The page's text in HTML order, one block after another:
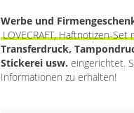
Werbe und
LOVECRAFT, Haftnotizen-
Transferdruck,
Stickerei usw. eingerichtet.
Informationen zu erhalten!